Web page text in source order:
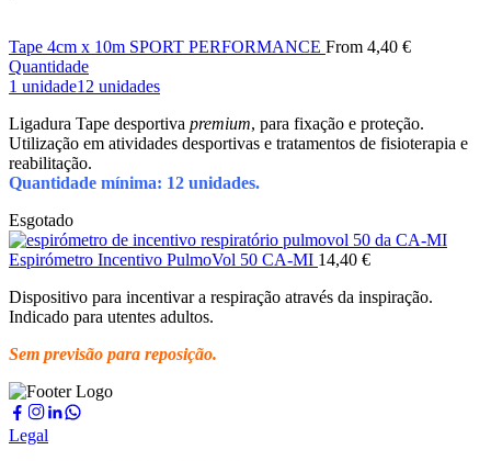
Tape 4cm x 10m SPORT PERFORMANCE From 4,40 €
Quantidade
1 unidade12 unidades
Ligadura Tape desportiva premium, para fixação e proteção.
Utilização em atividades desportivas e tratamentos de fisioterapia e
reabilitação.
Quantidade mínima: 12 unidades.
Esgotado
Espirómetro Incentivo PulmoVol 50 CA-MI 14,40 €
Dispositivo para incentivar a respiração através da inspiração.
Indicado para utentes adultos.
Sem previsão para reposição.
Legal